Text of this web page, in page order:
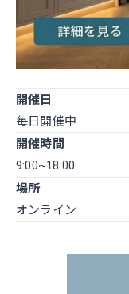
開催日
毎日開催中
開催時間
9:00~18:00
場所
オンライン